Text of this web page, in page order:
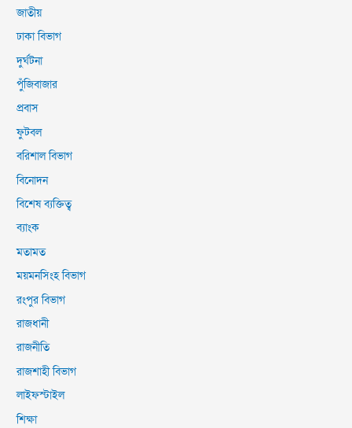
জাতীয়
ঢাকা বিভাগ
দুর্ঘটনা
পুঁজিবাজার
প্রবাস
ফুটবল
বরিশাল বিভাগ
বিনোদন
বিশেষ ব্যক্তিত্ব
ব্যাংক
মতামত
ময়মনসিংহ বিভাগ
রংপুর বিভাগ
রাজধানী
রাজনীতি
রাজশাহী বিভাগ
লাইফস্টাইল
শিক্ষা